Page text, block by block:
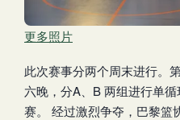
更多照片
此次赛事分两个周末进行。
六晚，分A、B 两组进行单
赛。 经过激烈争夺，巴黎篮